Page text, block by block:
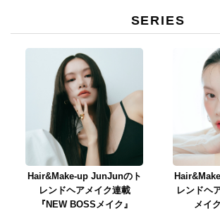
SERIES
Hair&Make-up JunJunのト
レンドヘアメイク連載
『NEW BOSSメイク』
レンドヘ
メイ